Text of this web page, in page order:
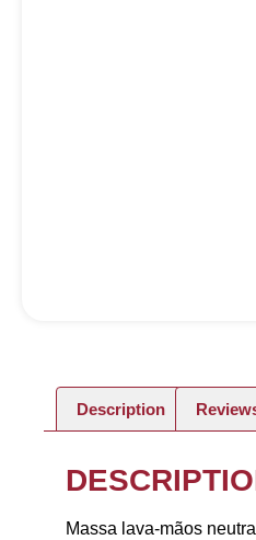
Description
Massa lava-mãos